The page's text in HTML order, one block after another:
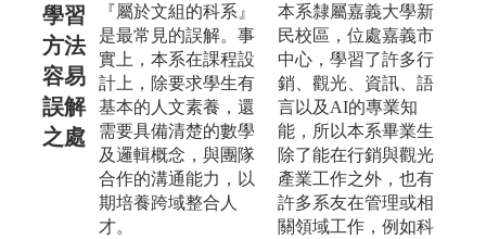
學習
方法
容易
誤解
之處
『屬於文組的科系』
是最常見的誤解。事
實上，本系在課程設
計上，除要求學生有
基本的人文素養，還
需要具備清楚的數學
及邏輯概念，與團隊
合作的溝通能力，以
期培養跨域整合人
才。
本系隸屬嘉義大學新
民校區，位處嘉義市
中心，學習了許多行
銷、觀光、資訊、語
言以及AI的專業知
能，所以本系畢業生
除了能在行銷與觀光
產業工作之外，也有
許多系友在管理或相
關領域工作，例如科